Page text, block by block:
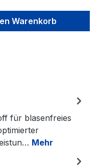
Warenkorb
für blasenfreies
Mehr